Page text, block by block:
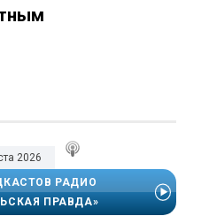
2026
РАДИО
ПРАВДА»